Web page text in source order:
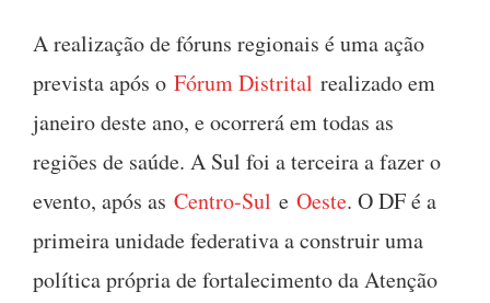
A realização de fóruns regionais é uma ação
prevista após o Fórum Distrital realizado em
janeiro deste ano, e ocorrerá em todas as
regiões de saúde. A Sul foi a terceira a fazer o
evento, após as Centro-Sul e Oeste. O DF é a
primeira unidade federativa a construir uma
política própria de fortalecimento da Atenção